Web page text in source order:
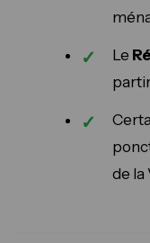
Le
de la